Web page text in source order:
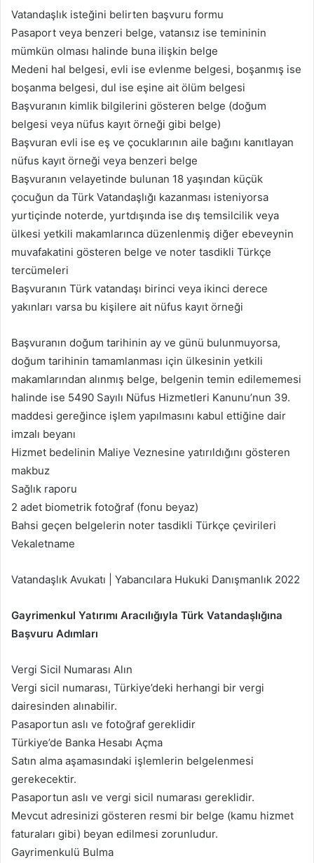
Vatandaşlık isteğini belirten başvuru formu
Pasaport veya benzeri belge, vatansız ise temininin
mümkün olması halinde buna ilişkin belge
Medeni hal belgesi, evli ise evlenme belgesi, boşanmış ise
boşanma belgesi, dul ise eşine ait ölüm belgesi
Başvuranın kimlik bilgilerini gösteren belge (doğum
belgesi veya nüfus kayıt örneği gibi belge)
Başvuran evli ise eş ve çocuklarının aile bağını kanıtlayan
nüfus kayıt örneği veya benzeri belge
Başvuranın velayetinde bulunan 18 yaşından küçük
çocuğun da Türk Vatandaşlığı kazanması isteniyorsa
yurtiçinde noterde, yurtdışında ise dış temsilcilik veya
ülkesi yetkili makamlarınca düzenlenmiş diğer ebeveynin
muvafakatini gösteren belge ve noter tasdikli Türkçe
tercümeleri
Başvuranın Türk vatandaşı birinci veya ikinci derece
yakınları varsa bu kişilere ait nüfus kayıt örneği
Başvuranın doğum tarihinin ay ve günü bulunmuyorsa,
doğum tarihinin tamamlanması için ülkesinin yetkili
makamlarından alınmış belge, belgenin temin edilememesi
halinde ise 5490 Sayılı Nüfus Hizmetleri Kanunu’nun 39.
maddesi gereğince işlem yapılmasını kabul ettiğine dair
imzalı beyanı
Hizmet bedelinin Maliye Veznesine yatırıldığını gösteren
makbuz
Sağlık raporu
2 adet biometrik fotoğraf (fonu beyaz)
Bahsi geçen belgelerin noter tasdikli Türkçe çevirileri
Vekaletname
Vatandaşlık Avukatı | Yabancılara Hukuki Danışmanlık 2022
Gayrimenkul Yatırımı Aracılığıyla Türk Vatandaşlığına
Başvuru Adımları
Vergi Sicil Numarası Alın
Vergi sicil numarası, Türkiye’deki herhangi bir vergi
dairesinden alınabilir.
Pasaportun aslı ve fotoğraf gereklidir
Türkiye’de Banka Hesabı Açma
Satın alma aşamasındaki işlemlerin belgelenmesi
gerekecektir.
Pasaportun aslı ve vergi sicil numarası gereklidir.
Mevcut adresinizi gösteren resmi bir belge (kamu hizmet
faturaları gibi) beyan edilmesi zorunludur.
Gayrimenkulü Bulma